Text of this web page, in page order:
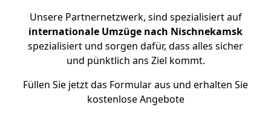
Unsere Partnernetzwerk, sind spezialisiert auf
internationale Umzüge nach Nischnekamsk
spezialisiert und sorgen dafür, dass alles sicher
und pünktlich ans Ziel kommt.
Füllen Sie jetzt das Formular aus und erhalten Sie
kostenlose Angebote